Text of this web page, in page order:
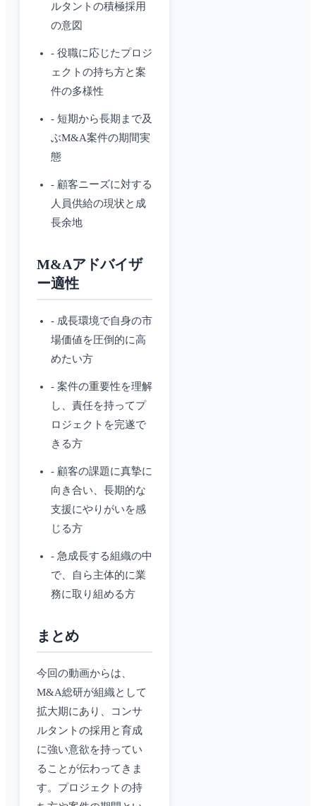
ルタントの積極採用
の意図
- 役職に応じたプロジ
ェクトの持ち方と案
件の多様性
- 短期から長期まで及
ぶM&A案件の期間実
態
- 顧客ニーズに対する
人員供給の現状と成
長余地
M&Aアドバイザ
ー適性
- 成長環境で自身の市
場価値を圧倒的に高
めたい方
- 案件の重要性を理解
し、責任を持ってプ
ロジェクトを完遂で
きる方
- 顧客の課題に真摯に
向き合い、長期的な
支援にやりがいを感
じる方
- 急成長する組織の中
で、自ら主体的に業
務に取り組める方
まとめ
今回の動画からは、
M&A総研が組織として
拡大期にあり、コンサ
ルタントの採用と育成
に強い意欲を持ってい
ることが伝わってきま
す。プロジェクトの持